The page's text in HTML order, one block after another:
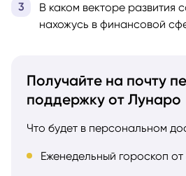
В каком векторе развития
нахожусь в финансовой
Получайте на почту
поддержку от Лунаро
Что будет в персональном
Еженедельный гороскоп